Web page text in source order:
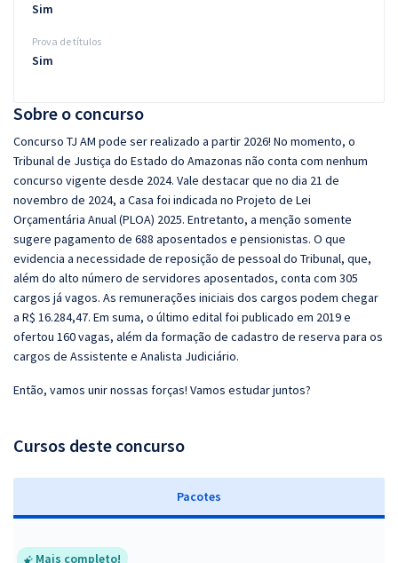
Sobre o concurso
Concurso TJ AM pode ser realizado a partir 2026! No momento, o
Tribunal de Justiça do Estado do Amazonas não conta com nenhum
concurso vigente desde 2024. Vale destacar que no dia 21 de
novembro de 2024, a Casa foi indicada no Projeto de Lei
Orçamentária Anual (PLOA) 2025. Entretanto, a menção somente
sugere pagamento de 688 aposentados e pensionistas. O que
evidencia a necessidade de reposição de pessoal do Tribunal, que,
além do alto número de servidores aposentados, conta com 305
cargos já vagos. As remunerações iniciais dos cargos podem chegar
a R$ 16.284,47. Em suma, o último edital foi publicado em 2019 e
ofertou 160 vagas, além da formação de cadastro de reserva para os
cargos de Assistente e Analista Judiciário.
Então, vamos unir nossas forças! Vamos estudar juntos?
Cursos deste concurso
Pacotes
Mais completo!
Sim
Prova de títulos
Sim